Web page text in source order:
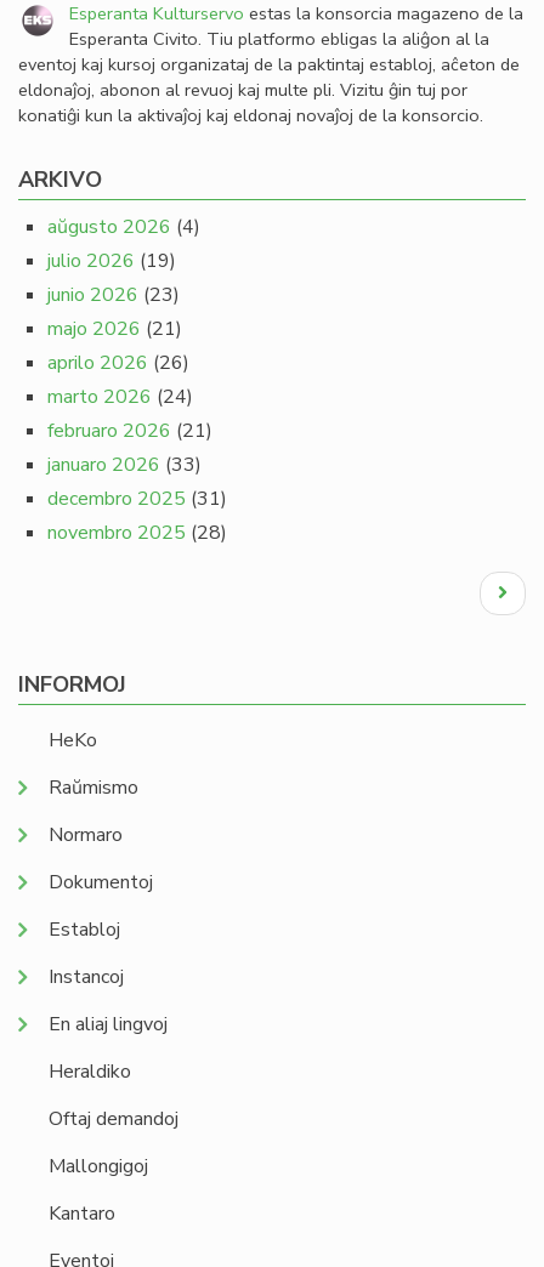
Esperanta Kulturservo estas la konsorcia magazeno de la
Esperanta Civito. Tiu platformo ebligas la aliĝon al la
eventoj kaj kursoj organizataj de la paktintaj establoj, aĉeton de
eldonaĵoj, abonon al revuoj kaj multe pli. Vizitu ĝin tuj por
konatiĝi kun la aktivaĵoj kaj eldonaj novaĵoj de la konsorcio.
ARKIVO
aŭgusto 2026 (4)
julio 2026 (19)
junio 2026 (23)
majo 2026 (21)
aprilo 2026 (26)
marto 2026 (24)
februaro 2026 (21)
januaro 2026 (33)
decembro 2025 (31)
novembro 2025 (28)
Next
page
INFORMOJ
HeKo
Raŭmismo
Normaro
Dokumentoj
Establoj
Instancoj
En aliaj lingvoj
Heraldiko
Oftaj demandoj
Mallongigoj
Kantaro
Eventoj